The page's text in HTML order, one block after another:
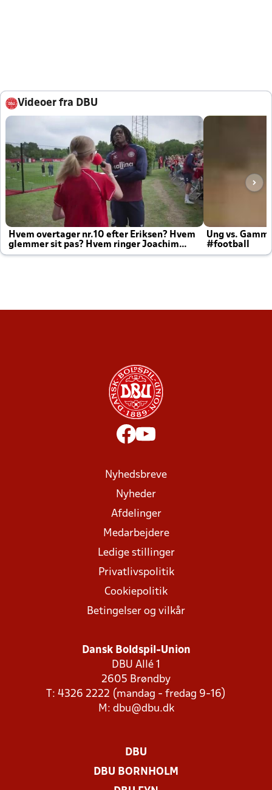
Videoer fra DBU
Hvem overtager nr.10 efter Eriksen? Hvem
glemmer sit pas? Hvem ringer Joachim
altid til efter kampe?
Ung vs.
#football
Nyhedsbreve
Nyheder
Afdelinger
Medarbejdere
Ledige stillinger
Privatlivspolitik
Cookiepolitik
Betingelser og vilkår
Dansk Boldspil-Union
DBU Allé 1
2605 Brøndby
T: 4326 2222 (mandag - fredag 9-16)
M: dbu@dbu.dk
DBU
DBU BORNHOLM